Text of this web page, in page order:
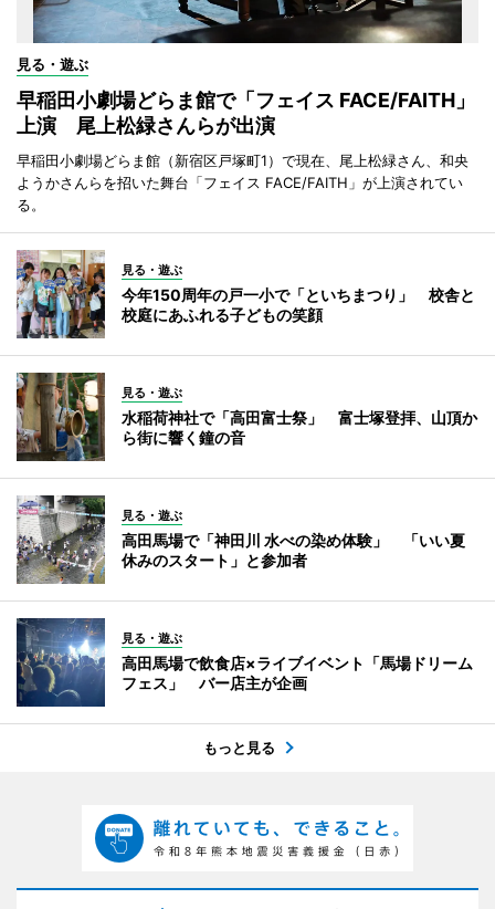
見る・遊ぶ
早稲田小劇場どらま館で「フェイス FACE/FAITH」
上演 尾上松緑さんらが出演
早稲田小劇場どらま館（新宿区戸塚町1）で現在、尾上松緑さん、和央
ようかさんらを招いた舞台「フェイス FACE/FAITH」が上演されてい
る。
見る・遊ぶ
今年150周年の戸一小で「といちまつり」 校舎と
校庭にあふれる子どもの笑顔
見る・遊ぶ
水稲荷神社で「高田富士祭」 富士塚登拝、山頂か
ら街に響く鐘の音
見る・遊ぶ
高田馬場で「神田川 水べの染め体験」 「いい夏
休みのスタート」と参加者
見る・遊ぶ
高田馬場で飲食店×ライブイベント「馬場ドリーム
フェス」 バー店主が企画
もっと見る